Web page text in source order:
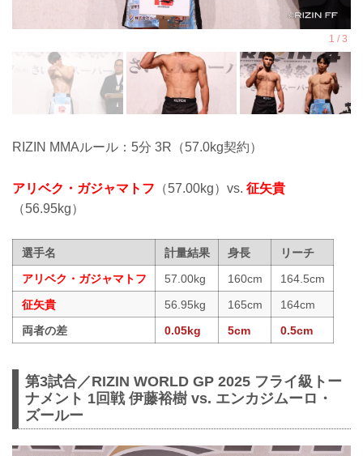
RIZIN MMAルール：5分 3R（57.0kg契約）
アリベク・ガジャマトフ （57.00kg）vs. 征矢貴
（56.95kg）
選手名 計量結果 身長
リーチ
アリベク・ガジャマトフ
57.00kg 160cm
164.5cm
征矢貴
56.95kg 165cm
164cm
両者の差
0.05kg 5cm 0.5cm
第3試合／RIZIN WORLD GP 2025 フライ級トー
ナメント 1回戦 伊藤裕樹 vs. エンカジムーロ・
ズールー